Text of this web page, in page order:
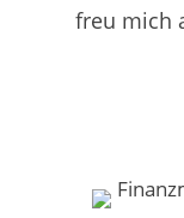
freu mich